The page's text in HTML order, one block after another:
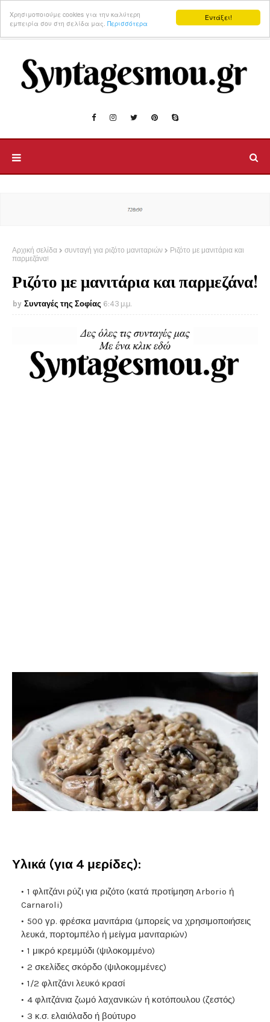
Εντάξει!
Χρησιμοποιούμε cookies για την καλύτερη
εμπειρία σου στη σελίδα μας. Περισσότερα
Αρχική σελίδα συνταγή για ριζότο μανιταριών
Ριζότο με μανιτάρια και
παρμεζάνα!
Ριζότο με μανιτάρια και παρμεζάνα!
Συνταγές της Σοφίας 6:43 μ.μ.
Υλικά (για 4 μερίδες):
1 φλιτζάνι ρύζι για ριζότο (κατά προτίμηση Arborio ή
Carnaroli)
500 γρ. φρέσκα μανιτάρια (μπορείς να χρησιμοποιήσεις
λευκά, πορτομπέλο ή μείγμα μανιταριών)
1 μικρό κρεμμύδι (ψιλοκομμένο)
2 σκελίδες σκόρδο (ψιλοκομμένες)
1/2 φλιτζάνι λευκό κρασί
4 φλιτζάνια ζωμό λαχανικών ή κοτόπουλου (ζεστός)
3 κ.σ. ελαιόλαδο ή βούτυρο